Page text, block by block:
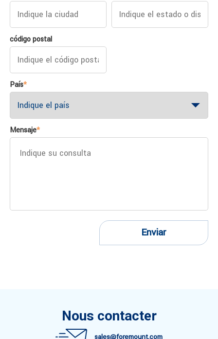
código postal
País*
Mensaje*
Enviar
Nous contacter
sales@foremount.com